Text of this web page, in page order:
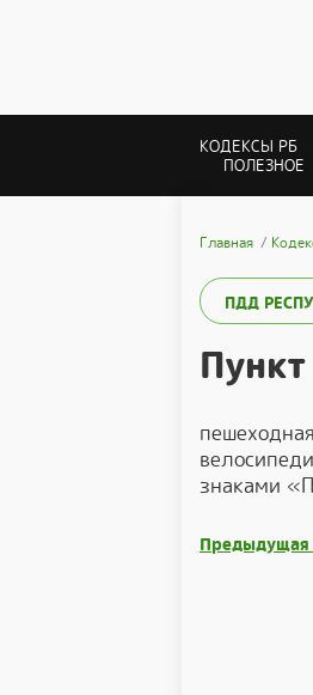
КОДЕКСЫ РБ
ПОЛЕЗНОЕ
Главная
ПДД
знаками
Предыдущая